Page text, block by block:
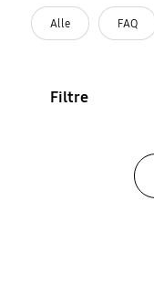
Alle FAQ
Filtre